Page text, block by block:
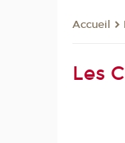
Accueil
Les